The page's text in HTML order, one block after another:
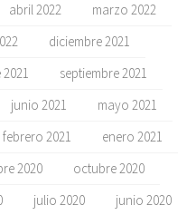
abril 2022
marzo 2022
diciembre 2021
septiembre 2021
junio 2021
mayo 2021
febrero 2021
enero 2021
2020
octubre 2020
julio 2020
junio 2020